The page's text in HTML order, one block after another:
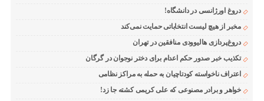
دروغ اورژانسی در دانشگاه!
مخبر از هیچ لیست انتخاباتی حمایت نمی‌کند
دروغ‌پردازی هالیوودی منافقین در تهران
تکذیب خبر صدور حکم اعدام برای دختر نوجوان در گرگان
اعتراف ناخواسته کودتاچیان به حمله به مراکز نظامی
خواهر و برادر مصنوعی که علی کریمی کشته جا زد!